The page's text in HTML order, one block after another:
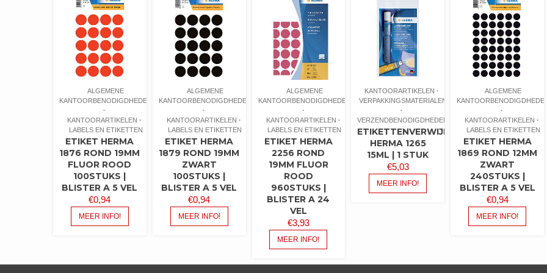
ALGEMENE
KANTOORBENODIGDHEDEN
KANTOORARTIKELEN
LABELS EN ETIKETTEN
ETIKET HERMA
1876 ROND 19MM
FLUOR ROOD
100STUKS |
BLISTER A 5 VEL
€0,94
MEER INFO!
ALGEMENE
KANTOORBENODIGDHEDEN
KANTOORARTIKELEN
LABELS EN ETIKETTEN
ETIKET HERMA
1879 ROND 19MM
ZWART
100STUKS |
BLISTER A 5 VEL
€0,94
MEER INFO!
ALGEMENE
KANTOORBENODIGDHEDEN
KANTOORARTIKELEN
LABELS EN ETIKETTEN
ETIKET HERMA
2256 ROND
19MM FLUOR
ROOD
960STUKS |
BLISTER A 24
VEL
€3,93
MEER INFO!
KANTOORARTIKELEN
VERPAKKINGSMATERIALEN
VERZENDBENODIGDHEDEN
ETIKETTENVERWIJDERAAR
HERMA 1265
15ML | 1 STUK
€5,03
MEER INFO!
ALGEMENE
KANTOORARTIKELEN
LABELS EN ETIKETTEN
ETIKET HERMA
1869 ROND 12MM
ZWART
240STUKS |
BLISTER A 5 VEL
€0,94
MEER INFO!